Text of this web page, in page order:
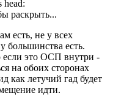
раскрыть...
есть, не у всех
большинства есть.
если это ОСП внутри -
на обоих сторонах
как летучий гад будет
идти.